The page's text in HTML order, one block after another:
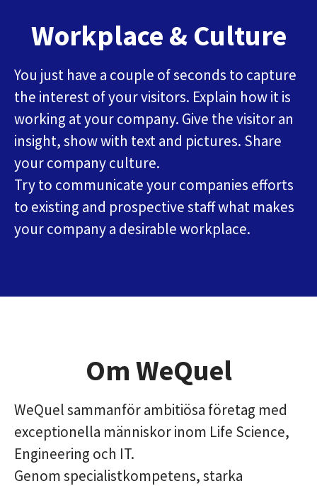
Workplace & Culture
You just have a couple of seconds to capture
the interest of your visitors. Explain how it is
working at your company. Give the visitor an
insight, show with text and pictures. Share
your company culture.
Try to communicate your companies efforts
to existing and prospective staff what makes
your company a desirable workplace.
Om WeQuel
WeQuel sammanför ambitiösa företag med
exceptionella människor inom Life Science,
Engineering och IT.
Genom specialistkompetens, starka